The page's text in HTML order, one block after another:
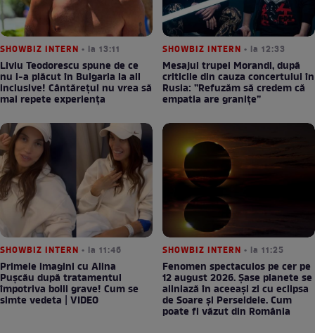
SHOWBIZ INTERN • la 13:11
Liviu Teodorescu spune de ce
nu i-a plăcut în Bulgaria la all
inclusive! Cântărețul nu vrea să
mai repete experiența
SHOWBIZ INTERN • la 12:33
Mesajul trupei Morandi, după
criticile din cauza concertului în
Rusia: ”Refuzăm să credem că
empatia are granițe”
SHOWBIZ INTERN • la 11:46
Primele imagini cu Alina
Pușcău după tratamentul
împotriva bolii grave! Cum se
simte vedeta | VIDEO
SHOWBIZ INTERN • la 11:25
Fenomen spectaculos pe cer pe
12 august 2026. Șase planete se
aliniază în aceeași zi cu eclipsa
de Soare și Perseidele. Cum
poate fi văzut din România